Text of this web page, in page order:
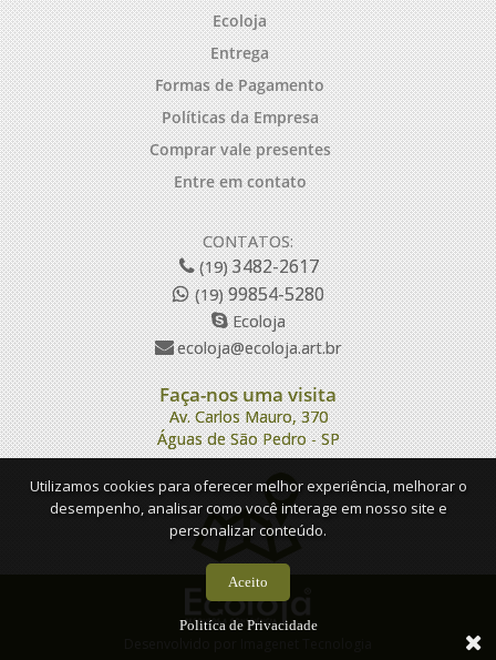
Ecoloja
Entrega
Formas de Pagamento
Políticas da Empresa
Comprar vale presentes
Entre em contato
CONTATOS:
(19)3482-2617
(19)99854-5280
Ecoloja
ecoloja@ecoloja.art.br
Faça-nos uma visita
Av. Carlos Mauro, 370
Águas de São Pedro - SP
Utilizamos cookies para oferecer melhor experiência, melhorar o
desempenho, analisar como você interage em nosso site e
personalizar conteúdo.
Aceito
Politíca de Privacidade